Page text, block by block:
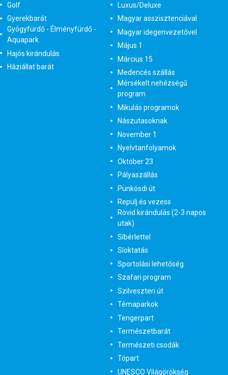
Golf
Gyerekbarát
Gyógyfürdő - Élményfürdő -
Aquapark
Hajós kirándulás
Háziállat barát
Luxus/Deluxe
Magyar asszisztenciával
Magyar idegenvezetővel
Május 1
Március 15
Medencés szállás
Mérsékelt nehézségű
program
Mikulás programok
Nászutasoknak
November 1
Nyelvtanfolyamok
Október 23
Pályaszállás
Pünkösdi út
Repülj és vezess
Rövid kirándulás (2-3 napos
utak)
Síbérlettel
Síoktatás
Sportolási lehetőség
Szafari program
Szilveszteri út
Témaparkok
Tengerpart
Természetbarát
Természeti csodák
Tópart
UNESCO Világörökség